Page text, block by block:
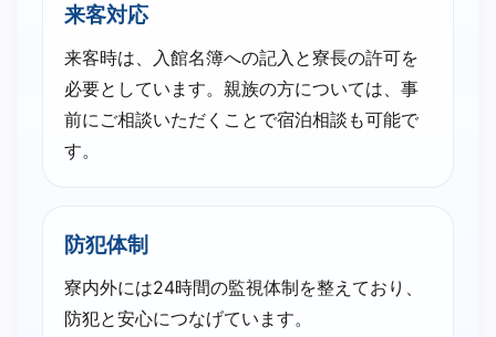
来客対応
来客時は、入館名簿への記入と寮長の許可を
必要としています。親族の方については、事
前にご相談いただくことで宿泊相談も可能で
す。
防犯体制
寮内外には24時間の監視体制を整えており、
防犯と安心につなげています。